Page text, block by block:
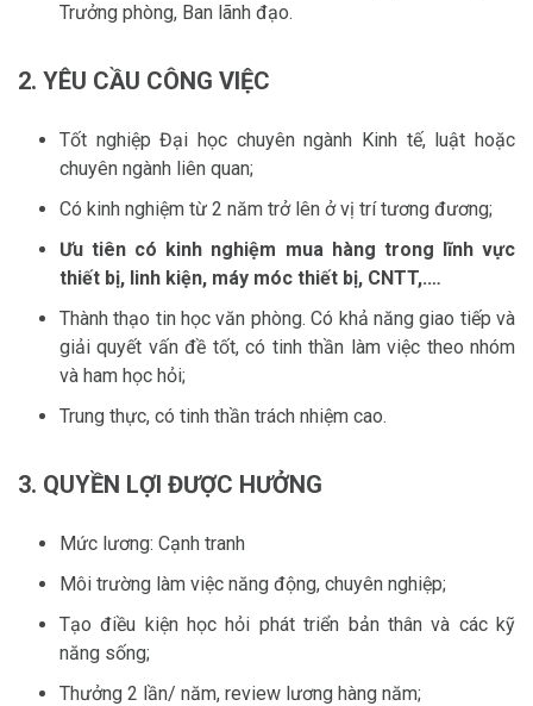
Trưởng phòng, Ban lãnh đạo.
2. YÊU CẦU CÔNG VIỆC
Tốt nghiệp Đại học chuyên ngành Kinh tế, luật hoặc
chuyên ngành liên quan;
Có kinh nghiệm từ 2 năm trở lên ở vị trí tương đương;
Ưu tiên có kinh nghiệm mua hàng trong lĩnh vực
thiết bị, linh kiện, máy móc thiết bị, CNTT,.…
Thành thạo tin học văn phòng. Có khả năng giao tiếp và
giải quyết vấn đề tốt, có tinh thần làm việc theo nhóm
và ham học hỏi;
Trung thực, có tinh thần trách nhiệm cao.
3. QUYỀN LỢI ĐƯỢC HƯỞNG
Mức lương: Cạnh tranh
Môi trường làm việc năng động, chuyên nghiệp;
Tạo điều kiện học hỏi phát triển bản thân và các kỹ
năng sống;
Thưởng 2 lần/ năm, review lương hàng năm;